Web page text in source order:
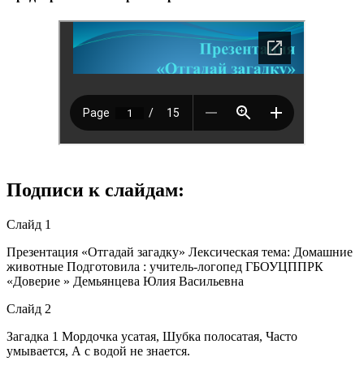
Подписи к слайдам:
Слайд 1
Презентация «Отгадай загадку» Лексическая тема: Домашние
животные Подготовила : учитель-логопед ГБОУЦППРК
«Доверие » Демьянцева Юлия Васильевна
Слайд 2
Загадка 1 Мордочка усатая, Шубка полосатая, Часто
умывается, А с водой не знается.